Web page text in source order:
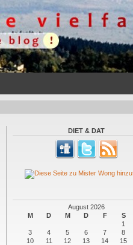
DIET & DAT
August 2026
M
D M D F S
1
3
4 5 6 7 8
10
11 12 13 14 15